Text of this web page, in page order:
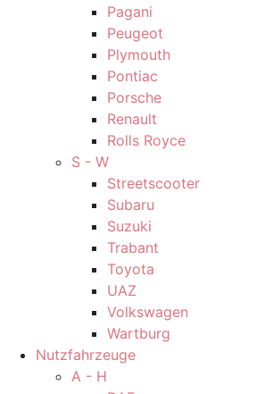
Pagani
Peugeot
Plymouth
Pontiac
Porsche
Renault
Rolls Royce
S - W
Streetscooter
Subaru
Suzuki
Trabant
Toyota
UAZ
Volkswagen
Wartburg
Nutzfahrzeuge
A - H